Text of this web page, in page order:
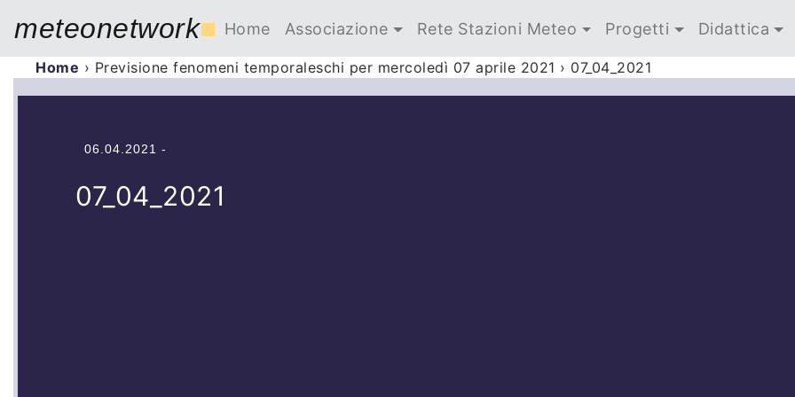
meteonetwork■ Home Associazione Rete Stazioni Meteo Progetti Didattica
Home › Previsione fenomeni temporaleschi per mercoledì 07 aprile 2021 › 07_04_2021
06.04.2021 -
07_04_2021